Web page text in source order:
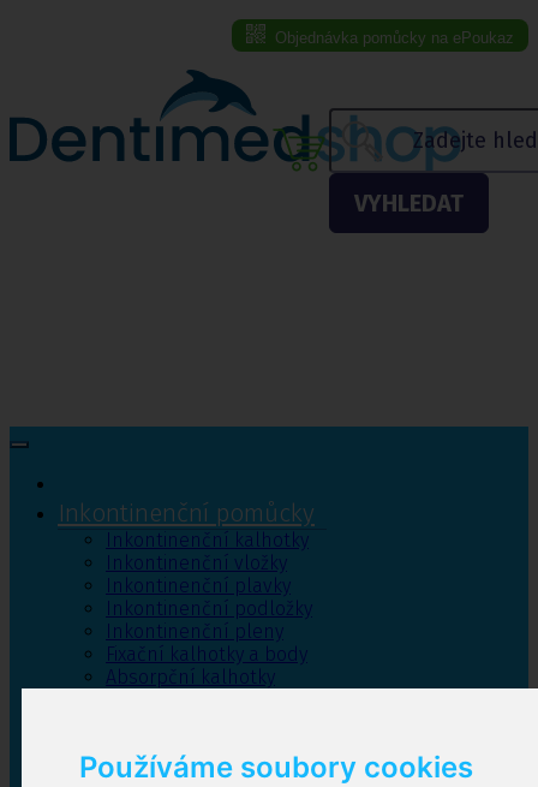
Používáme soubory cookies
Objednávka pomůcky na ePoukaz
VYHLEDAT
Inkontinenční pomůcky
Inkontinenční kalhotky
Inkontinenční vložky
Inkontinenční plavky
Inkontinenční podložky
Inkontinenční pleny
Fixační kalhotky a body
Absorpční kalhotky